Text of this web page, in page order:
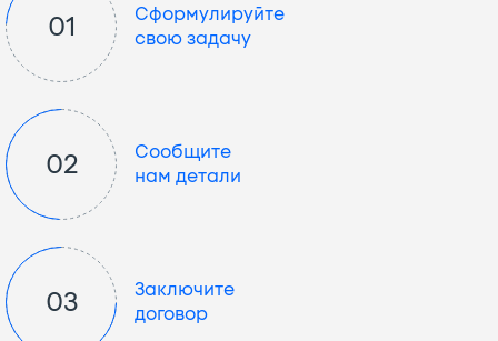
01
Сформулируйте
свою задачу
02
Сообщите
нам детали
03
Заключите
договор